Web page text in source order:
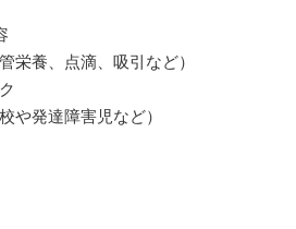
栄養、点滴、吸引など）
や発達障害児など）